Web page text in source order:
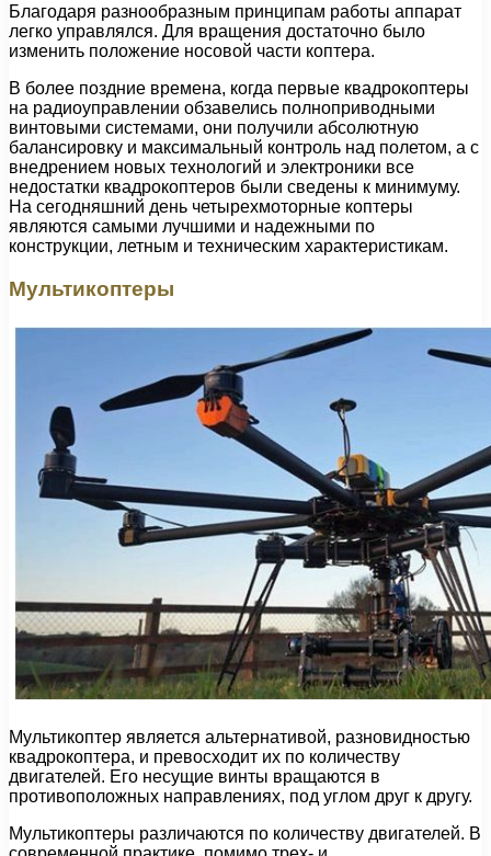
Благодаря разнообразным принципам работы аппарат
легко управлялся. Для вращения достаточно было
изменить положение носовой части коптера.
В более поздние времена, когда первые квадрокоптеры
на радиоуправлении обзавелись полноприводными
винтовыми системами, они получили абсолютную
балансировку и максимальный контроль над полетом, а с
внедрением новых технологий и электроники все
недостатки квадрокоптеров были сведены к минимуму.
На сегодняшний день четырехмоторные коптеры
являются самыми лучшими и надежными по
конструкции, летным и техническим характеристикам.
Мультикоптеры
Мультикоптер является альтернативой, разновидностью
квадрокоптера, и превосходит их по количеству
двигателей. Его несущие винты вращаются в
противоположных направлениях, под углом друг к другу.
Мультикоптеры различаются по количеству двигателей. В